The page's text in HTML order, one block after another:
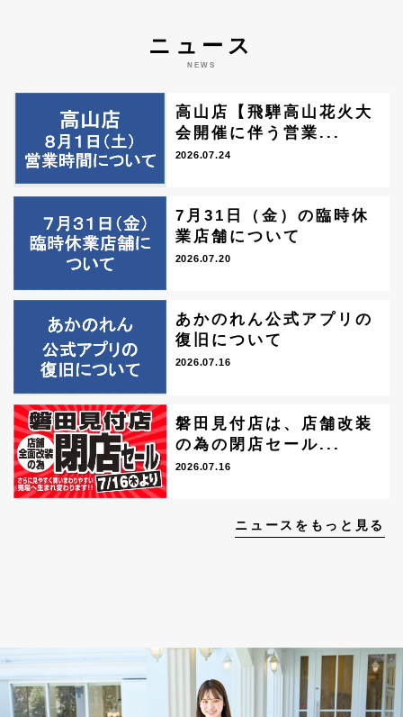
ニュース
NEWS
高山店【飛騨高山花火大
会開催に伴う営業...
2026.07.24
7月31日（金）の臨時休
業店舗について
2026.07.20
あかのれん公式アプリの
復旧について
2026.07.16
磐田見付店は、店舗改装
の為の閉店セール...
2026.07.16
ニュースをもっと見る